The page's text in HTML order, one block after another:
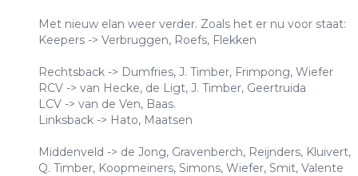
Met nieuw elan weer verder. Zoals het er nu voor staat:
Keepers -> Verbruggen, Roefs, Flekken
Rechtsback -> Dumfries, J. Timber, Frimpong, Wiefer
RCV -> van Hecke, de Ligt, J. Timber, Geertruida
LCV -> van de Ven, Baas.
Linksback -> Hato, Maatsen
Middenveld -> de Jong, Gravenberch, Reijnders, Kluivert,
Q. Timber, Koopmeiners, Simons, Wiefer, Smit, Valente